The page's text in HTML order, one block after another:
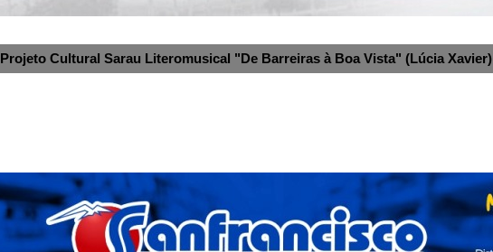
Projeto Cultural Sarau Literomusical "De Barreiras à Boa Vista" (Lúcia Xavier)